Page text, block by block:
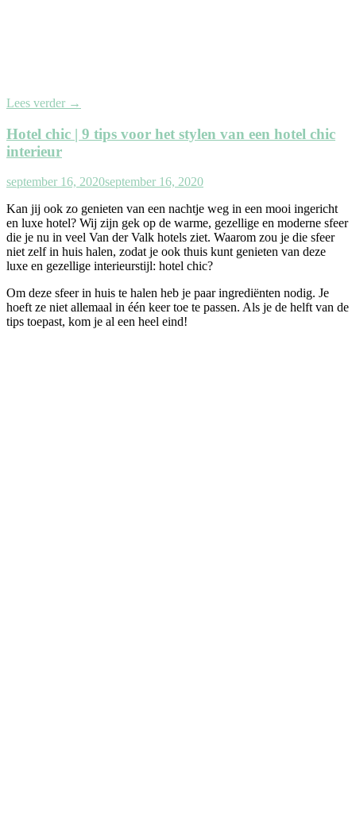
Lees verder →
Hotel chic | 9 tips voor het stylen van een hotel chic
interieur
september 16, 2020september 16, 2020
Kan jij ook zo genieten van een nachtje weg in een mooi ingericht
en luxe hotel? Wij zijn gek op de warme, gezellige en moderne sfeer
die je nu in veel Van der Valk hotels ziet. Waarom zou je die sfeer
niet zelf in huis halen, zodat je ook thuis kunt genieten van deze
luxe en gezellige interieurstijl: hotel chic?
Om deze sfeer in huis te halen heb je paar ingrediënten nodig. Je
hoeft ze niet allemaal in één keer toe te passen. Als je de helft van de
tips toepast, kom je al een heel eind!